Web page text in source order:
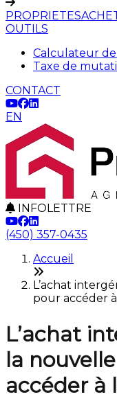
PROPRIETES
OUTILS
Calculateur
Taxe de
CONTACT
EN
INFOLETTRE
(450) 357-0435
Accueil
L’achat
pour accéder
L’achat
la
accéder à